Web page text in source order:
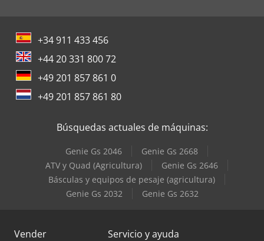
+34 911 433 456
+44 20 331 800 72
+49 201 857 861 0
+49 201 857 861 80
Búsquedas actuales de máquinas:
Genie Gs 2046
Genie Gs 2668
ATV y Quad (Agricultura)
Genie Gs 2646
Básculas y equipos de pesaje (agricultura)
Genie Gs 2032
Genie Gs 2632
Vender Servicio y ayuda